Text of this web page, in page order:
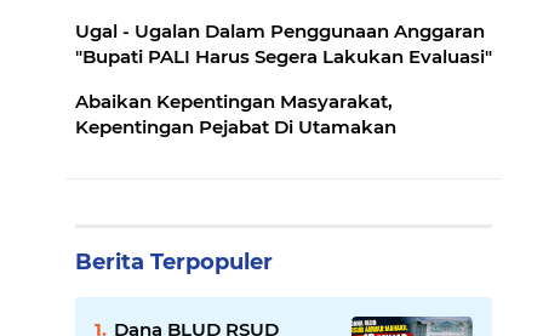
Ugal - Ugalan Dalam Penggunaan Anggaran
"Bupati PALI Harus Segera Lakukan Evaluasi"
Abaikan Kepentingan Masyarakat,
Kepentingan Pejabat Di Utamakan
Berita Terpopuler
Dana BLUD RSUD